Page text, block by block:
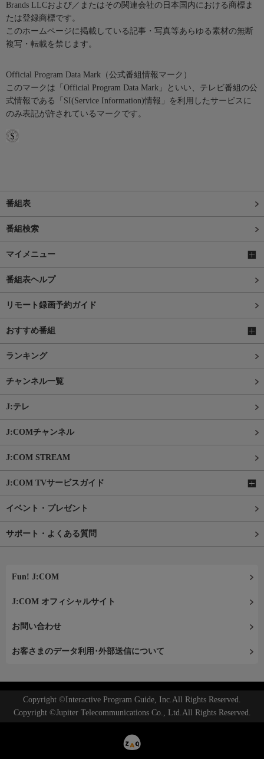
Brands LLCおよび／またはその関連会社の日本国内における商標ま
たは登録商標です。
このホームページに掲載している記事・写真等あらゆる素材の無断
複写・転載を禁じます。
Official Program Data Mark（公式番組情報マーク）
このマークは「Official Program Data Mark」といい、テレビ番組の公
式情報である「SI(Service Information)情報」を利用したサービスに
のみ表記が許されているマークです。
番組表
番組検索
マイメニュー
番組表ヘルプ
リモート録画予約ガイド
おすすめ番組
ランキング
チャンネル一覧
J:テレ
J:COMチャンネル
J:COM STREAM
J:COM TVサービスガイド
イベント・プレゼント
サポート・よくある質問
Fun! J:COM
J:COM オフィシャルサイト
お問い合わせ
お客さまのデータ利用･外部送信について
Copyright ©Interactive Program Guide, Inc.All Rights Reserved.
Copyright ©Jupiter Telecommunications Co., Ltd.All Rights Reserved.